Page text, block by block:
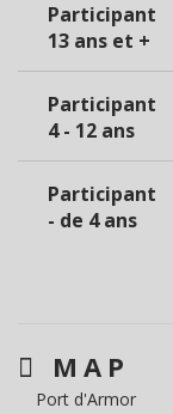
Participant
13 ans et +
Participant
4 - 12 ans
Participant
- de 4 ans
MAP
Port d'Armor